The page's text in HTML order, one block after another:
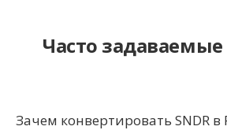
Часто
Зачем конвертировать SNDR в